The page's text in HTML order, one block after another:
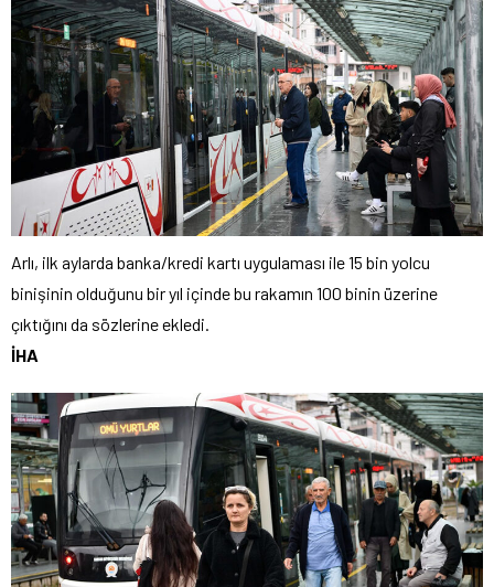
Arlı, ilk aylarda banka/kredi kartı uygulaması ile 15 bin yolcu
binişinin olduğunu bir yıl içinde bu rakamın 100 binin üzerine
çıktığını da sözlerine ekledi.
İHA